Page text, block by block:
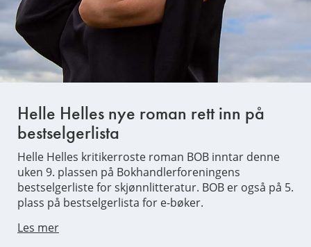
Helle Helles nye roman rett inn på
bestselgerlista
Helle Helles kritikerroste roman BOB inntar denne
uken 9. plassen på Bokhandlerforeningens
bestselgerliste for skjønnlitteratur. BOB er også på 5.
plass på bestselgerlista for e-bøker.
Les mer